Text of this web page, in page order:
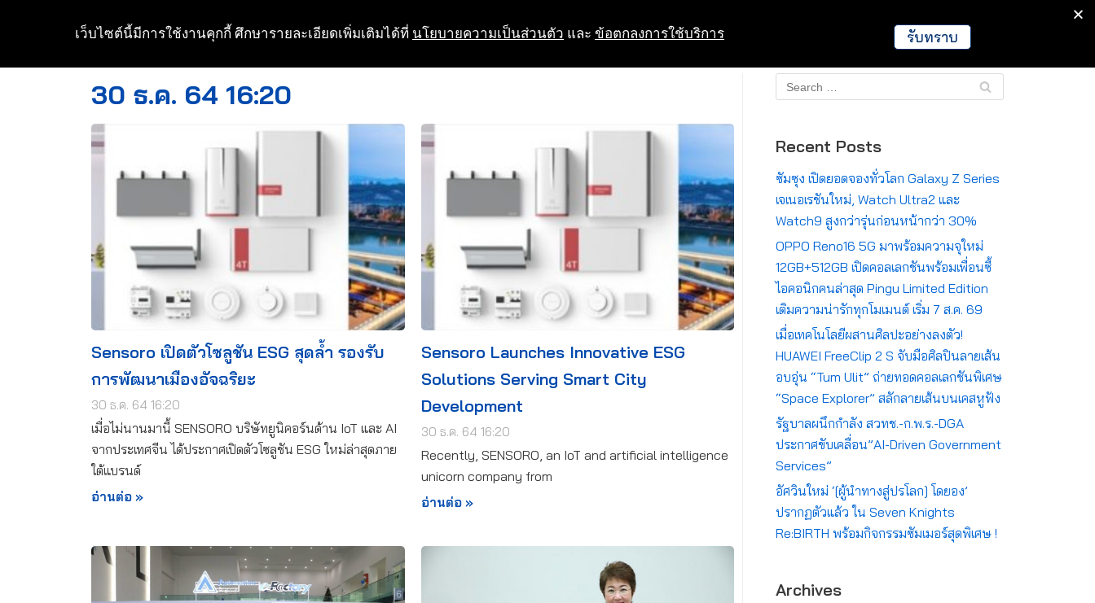
to
Crypto Global
30 ธ.ค. 64 16:20
Sensoro เปิดตัวโซลูชัน ESG สุดล้ำ รองรับ
การพัฒนาเมืองอัจฉริยะ
30 ธ.ค. 64 16:20
เมื่อไม่นานมานี้ SENSORO บริษัทยูนิคอร์นด้าน IoT และ AI
จากประเทศจีน ได้ประกาศเปิดตัวโซลูชัน ESG ใหม่ล่าสุดภาย
ใต้แบรนด์
อ่านต่อ »
Sensoro Launches Innovative ESG
Solutions Serving Smart City
Development
30 ธ.ค. 64 16:20
Recently, SENSORO, an IoT and artificial intelligence
unicorn company from
อ่านต่อ »
Recent Posts
ซัมซุง เปิดยอดจองทั่วโลก Galaxy Z Series
เจเนอเรชันใหม่, Watch Ultra2 และ
Watch9 สูงกว่ารุ่นก่อนหน้ากว่า 30%
OPPO Reno16 5G มาพร้อมความจุใหม่
12GB+512GB เปิดคอลเลกชันพร้อมเพื่อนซี้
ไอคอนิกคนล่าสุด Pingu Limited Edition
เติมความน่ารักทุกโมเมนต์ เริ่ม 7 ส.ค. 69
เมื่อเทคโนโลยีผสานศิลปะอย่างลงตัว!
HUAWEI FreeClip 2 S จับมือศิลปินลายเส้น
อบอุ่น “Tum Ulit” ถ่ายทอดคอลเลกชันพิเศษ
“Space Explorer” สลักลายเส้นบนเคสหูฟัง
รัฐบาลผนึกกำลัง สวทช.-ก.พ.ร.-DGA
ประกาศขับเคลื่อน”AI-Driven Government
Services”
อัศวินใหม่ ‘[ผู้นำทางสู่ปรโลก] โดยอง’
ปรากฏตัวแล้ว ใน Seven Knights
Re:BIRTH พร้อมกิจกรรมซัมเมอร์สุดพิเศษ !
Archives
เว็บไซต์นี้มีการใช้งานคุกกี้ ศึกษารายละเอียดเพิ่มเติมได้ที่ นโยบายความเป็นส่วนตัว และ ข้อตกลงการใช้บริการ รับทราบ